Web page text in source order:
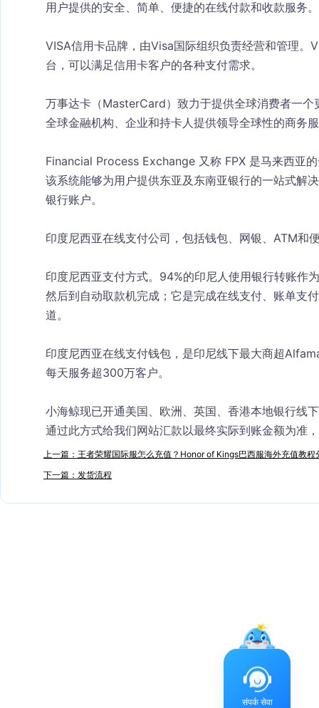
用户提供的安全、简单、便捷的在线付款和收款服务。
VISA信用卡品牌，由Visa国际组织负责经营和管理。
台，可以满足信用卡客户的各种支付需求。
万事达卡（MasterCard）致力于提供全球消费者一
全球金融机构、企业和持卡人提供领导全球性的商务
Financial Process Exchange 又称 FPX 是马来西亚
该系统能够为用户提供东亚及东南亚银行的一站式解
银行账户。
印度尼西亚在线支付公司，包括钱包、网银、ATM和
印度尼西亚支付方式。94%的印尼人使用银行转账作
然后到自动取款机完成；它是完成在线支付、账单支
道。
印度尼西亚在线支付钱包，是印尼线下最大商超
每天服务超300万客户。
小海鲸现已开通美国、欧洲、英国、香港本地银行线
通过此方式给我们网站汇款以最终实际到账金额为准
上一篇：王者荣耀国际服怎么充值？Honor of Kings巴西服海外充值教程
下一篇：发货流程
संपर्क सेवा